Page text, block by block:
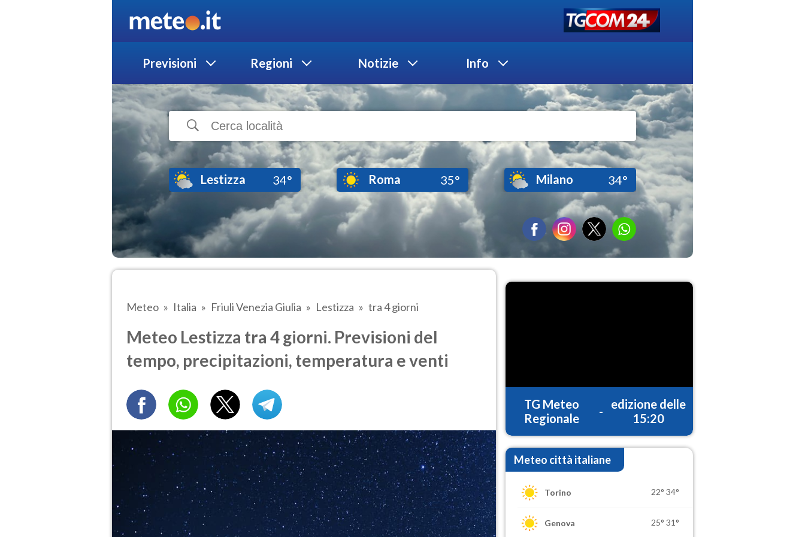
Previsioni Regioni Notizie Info
Lestizza 34° Roma 35° Milano 34°
Meteo Italia Friuli Venezia Giulia Lestizza tra 4 giorni
Meteo Lestizza tra 4 giorni. Previsioni del
tempo, precipitazioni, temperatura e venti
TG Meteo
Regionale
-
edizione delle
15:20
Meteo città italiane
Torino 22° 34°
Genova 25° 31°